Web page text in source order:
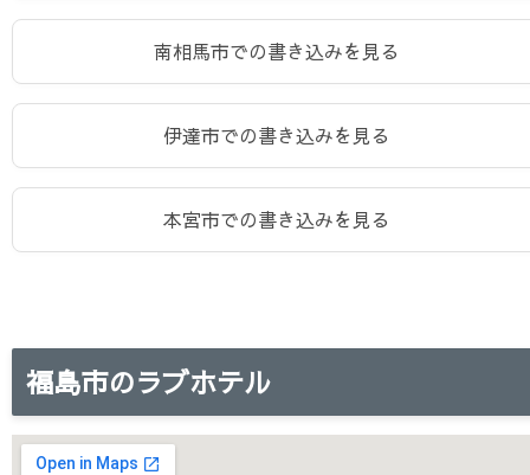
南相馬市での書き込みを見る
伊達市での書き込みを見る
本宮市での書き込みを見る
福島市のラブホテル